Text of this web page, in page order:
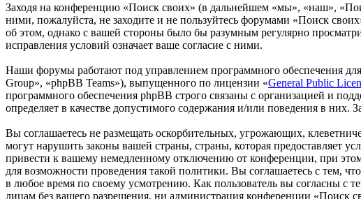
Заходя на конференцию «Поиск своих» (в дальнейшем «мы», «наш»,
ними, пожалуйста, не заходите и не пользуйтесь форумами «Поиск
об этом, однако с вашей стороны было бы разумным регулярно
исправления условий означает ваше согласие с ними.
Наши форумы работают под управлением программного обеспечения
Group», «phpBB Teams»), выпущенного по лицензии «General Public
программного обеспечения phpBB строго связаны с организацией и
определяет в качестве допустимого содержания и/или поведения в
Вы соглашаетесь не размещать оскорбительных, угрожающих,
могут нарушить законы вашей страны, страны, которая предоставляет
привести к вашему немедленному отключению от конференции, при
для возможности проведения такой политики. Вы соглашаетесь с тем,
в любое время по своему усмотрению. Как пользователь вы согласны с
лицам без вашего разрешения, ни администрация конференции «Поиск